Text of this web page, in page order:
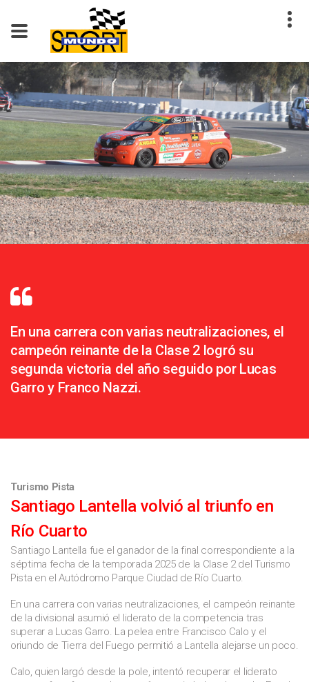
En una carrera con varias neutralizaciones, el
campeón reinante de la Clase 2 logró su
segunda victoria del año seguido por Lucas
Garro y Franco Nazzi.
Turismo Pista
Santiago Lantella volvió al triunfo en
Río Cuarto
Santiago Lantella fue el ganador de la final correspondiente a la
séptima fecha de la temporada 2025 de la Clase 2 del Turismo
Pista en el Autódromo Parque Ciudad de Río Cuarto.
En una carrera con varias neutralizaciones, el campeón reinante
de la divisional asumió el liderato de la competencia tras
superar a Lucas Garro. La pelea entre Francisco Calo y el
oriundo de Tierra del Fuego permitió a Lantella alejarse un poco.
Calo, quien largó desde la pole, intentó recuperar el liderato